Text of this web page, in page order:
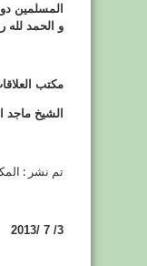
المسلمين
و الحمد لله
مكتب
الشيخ ماجد
تم نشر :
3/ 7 /2013